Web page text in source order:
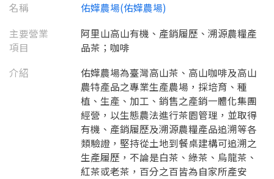
名稱
佑嬅農場(佑嬅農場)
主要營業
項目
阿里山高山有機、產銷履歷、溯源農糧產
品茶；咖啡
介紹
佑嬅農場為臺灣高山茶、高山咖啡及高山
農特產品之專業生產農場，採培育、種
植、生產、加工、銷售之產銷一體化集團
經營，以生態農法進行茶園管理，並取得
有機、產銷履歷及溯源農糧產品追溯等各
類驗證，堅持從土地到餐桌建構可追溯之
生產履歷，不論是白茶、綠茶、烏龍茶、
紅茶或老茶，百分之百皆為自家所產安
要註冊嗎？
嗨~這個 LINE 帳號還沒有註冊過，
只要驗證手機號碼就能完成註冊。
請加入LINE好友
請掃描或點擊 QR code
加入「嘉義優鮮」LINE 好友，
才能繼續註冊喔。
註冊完成
訊息
要申請新產品嗎？
要看申請秘笈嗎？